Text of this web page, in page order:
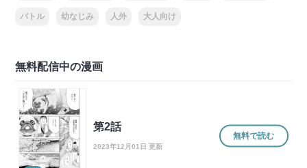
バトル 幼なじみ 人外 大人向け
無料配信中の漫画
第2話
2023年12月01日 更新
無料で読む